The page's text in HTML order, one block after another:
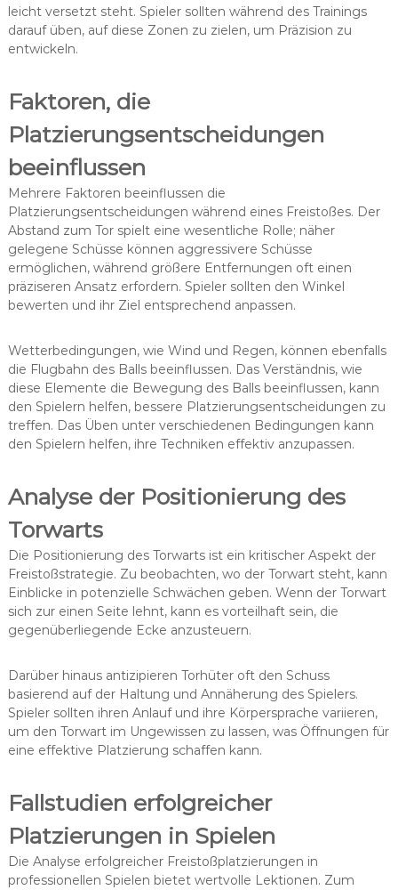
leicht versetzt steht. Spieler sollten während des Trainings
darauf üben, auf diese Zonen zu zielen, um Präzision zu
entwickeln.
Faktoren, die
Platzierungsentscheidungen
beeinflussen
Mehrere Faktoren beeinflussen die
Platzierungsentscheidungen während eines Freistoßes. Der
Abstand zum Tor spielt eine wesentliche Rolle; näher
gelegene Schüsse können aggressivere Schüsse
ermöglichen, während größere Entfernungen oft einen
präziseren Ansatz erfordern. Spieler sollten den Winkel
bewerten und ihr Ziel entsprechend anpassen.
Wetterbedingungen, wie Wind und Regen, können ebenfalls
die Flugbahn des Balls beeinflussen. Das Verständnis, wie
diese Elemente die Bewegung des Balls beeinflussen, kann
den Spielern helfen, bessere Platzierungsentscheidungen zu
treffen. Das Üben unter verschiedenen Bedingungen kann
den Spielern helfen, ihre Techniken effektiv anzupassen.
Analyse der Positionierung des
Torwarts
Die Positionierung des Torwarts ist ein kritischer Aspekt der
Freistoßstrategie. Zu beobachten, wo der Torwart steht, kann
Einblicke in potenzielle Schwächen geben. Wenn der Torwart
sich zur einen Seite lehnt, kann es vorteilhaft sein, die
gegenüberliegende Ecke anzusteuern.
Darüber hinaus antizipieren Torhüter oft den Schuss
basierend auf der Haltung und Annäherung des Spielers.
Spieler sollten ihren Anlauf und ihre Körpersprache variieren,
um den Torwart im Ungewissen zu lassen, was Öffnungen für
eine effektive Platzierung schaffen kann.
Fallstudien erfolgreicher
Platzierungen in Spielen
Die Analyse erfolgreicher Freistoßplatzierungen in
professionellen Spielen bietet wertvolle Lektionen. Zum